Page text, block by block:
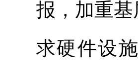
报，加重
求硬件设